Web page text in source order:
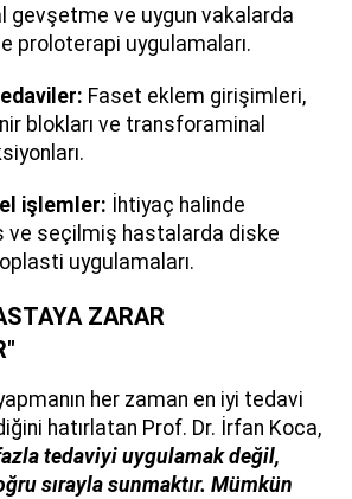
gevşetme ve uygun vakalarda
proloterapi uygulamaları.
Faset eklem girişimleri,
blokları ve transforaminal
işlemler: İhtiyaç halinde
ve seçilmiş hastalarda diske
uygulamaları.
ZARAR
her zaman en iyi tedavi
hatırlatan Prof. Dr. İrfan Koca,
tedaviyi uygulamak değil,
sırayla sunmaktır. Mümkün